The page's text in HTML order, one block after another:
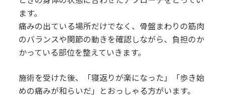
ます。
痛みの出ている場所だけでなく、骨盤まわりの筋肉
のバランスや関節の動きを確認しながら、負担のか
かっている部位を整えていきます。
施術を受けた後、「寝返りが楽になった」「歩き始
めの痛みが和らいだ」とおっしゃる方がいます。